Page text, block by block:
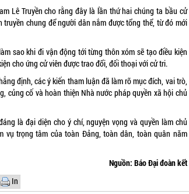
Lê Truyền cho rằng đây là lần thứ hai chúng ta bầu cử
chung để người dân nắm được tổng thể, từ đó mới
sao khi đi vận động tới từng thôn xóm sẽ tạo điều kiện
cho ứng cử viên được trao đổi, đối thoại với cử tri.
định, các ý kiến tham luận đã làm rõ mục đích, vai trò,
củng cố và hoàn thiện Nhà nước pháp quyền xã hội chủ
là đại diện cho ý chí, nguyện vọng và quyền làm chủ
vụ trọng tâm của toàn Đảng, toàn dân, toàn quân năm
Nguồn: Báo Đại đoàn kết
In